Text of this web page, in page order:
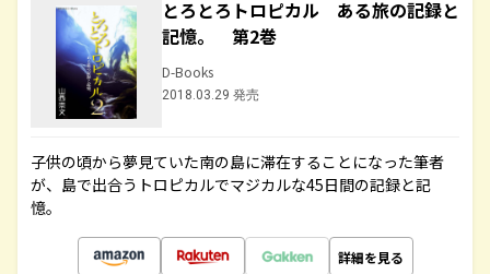
とろとろトロピカル ある旅の記録と
記憶。 第2巻
D-Books
2018.03.29 発売
子供の頃から夢見ていた南の島に滞在することになった筆者
が、島で出合うトロピカルでマジカルな45日間の記録と記
憶。
詳細を見る